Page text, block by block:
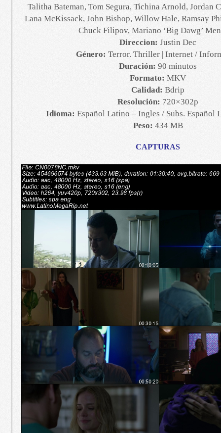
Talitha Bateman, Tom Segura, Tichina Arnold, Jordan
Lana McKissack, John Bishop, Willow Hale, Ramsay
Chuck Filipov, Mariano ‘Big Dawg’
Direccion: Justin Dec
Género: Terror. Thriller | Internet /
Duración: 90 minutos
Formato: MKV
Calidad: Bdrip
Resolución: 720×302p
Idioma: Español Latino – Ingles / Subs. Español
Peso: 434 MB
CAPTURAS